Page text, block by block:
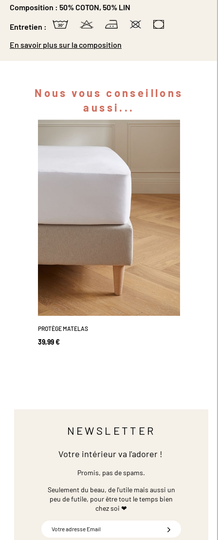
Composition : 50% COTON, 50% LIN
Entretien :
En savoir plus sur la composition
Nous vous conseillons
aussi...
PROTÈGE MATELAS
39,99 €
NEWSLETTER
Votre intérieur va l'adorer !
Promis, pas de spams.
Seulement du beau, de l'utile mais aussi un
peu de futile, pour être tout le temps bien
chez soi ❤